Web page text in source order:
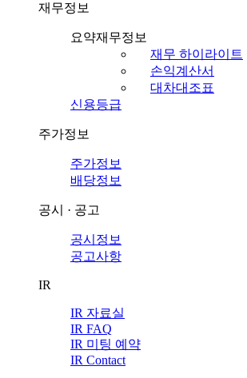
재무정보
요약재무정보
재무 하이라이트
손익계산서
대차대조표
신용등급
주가정보
주가정보
배당정보
공시 · 공고
공시정보
공고사항
IR
IR 자료실
IR FAQ
IR 미팅 예약
IR Contact